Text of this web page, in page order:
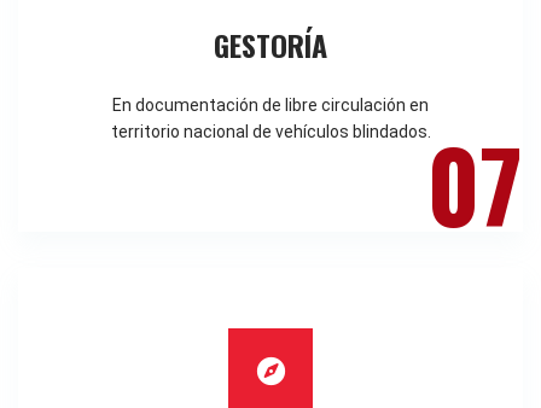
GESTORÍA
En documentación de libre circulación en
territorio nacional de vehículos blindados.07